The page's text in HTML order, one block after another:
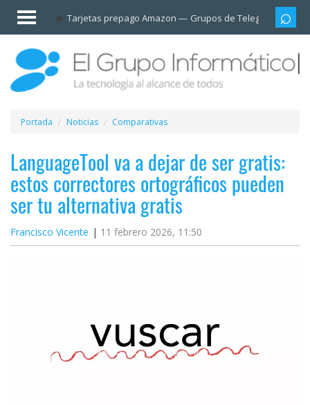
Tarjetas prepago Amazon Grupos de Telegram
Invitado
Iniciar
sesión /
Registrarse
Esenciales
Móviles
Ofertas
Apps
Redes
Operadores
Portada Noticias Comparativas
LanguageTool va a dejar de ser gratis:
estos correctores ortográficos pueden
ser tu alternativa gratis
Francisco Vicente 11 febrero 2026, 11:50